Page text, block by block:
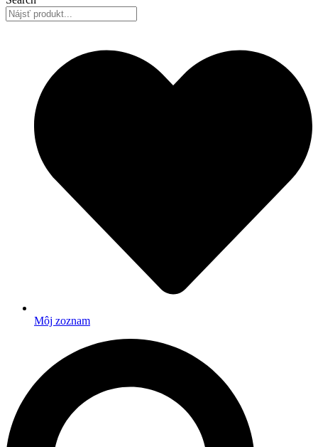
Môj zoznam